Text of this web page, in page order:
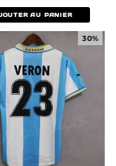
AU PANIER
30%